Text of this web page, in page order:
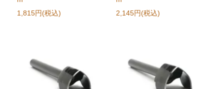
1,815円(税込)
2,145円(税込)